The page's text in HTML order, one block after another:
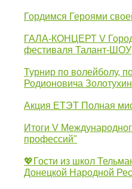
Гордимся Героями
ГАЛА-КОНЦЕРТ V
фестиваля Талант-ШОУ
Турнир по волейболу,
Родионовича
Акция ЕТЭТ Полная
Итоги V
профессий"
💖Гости из школ
Донецкой Народной